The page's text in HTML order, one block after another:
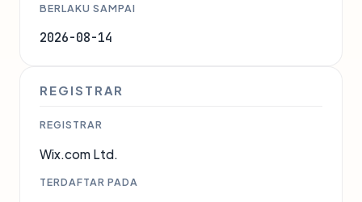
BERLAKU SAMPAI
2026-08-14
REGISTRAR
REGISTRAR
Wix.com Ltd.
TERDAFTAR PADA